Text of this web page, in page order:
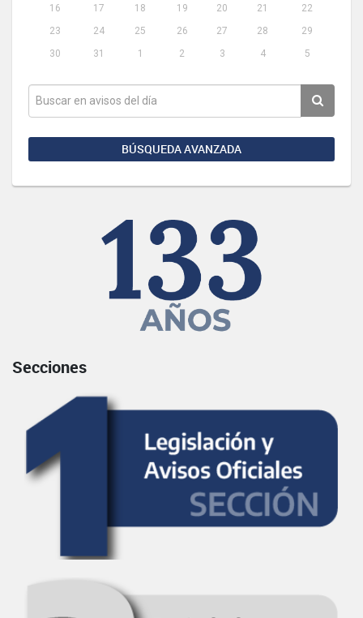
16
17 18 19 20 21
22
23
24 25 26 27 28
29
30
31 1 2 3 4 5
BÚSQUEDA AVANZADA
Secciones